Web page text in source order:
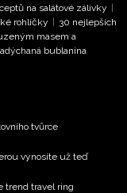
na salátové zálivky
rohlíčky
30 nejlepších
masem a
bublanina
tvůrce
vynosíte už teď
trend travel ring